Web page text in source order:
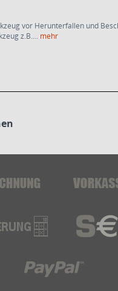
vor Herunterfallen und
z.B.... mehr